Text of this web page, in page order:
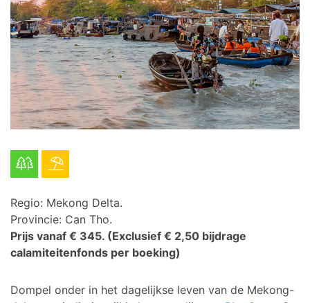
Regio: Mekong Delta.
Provincie: Can Tho.
Prijs vanaf € 345. (Exclusief € 2,50 bijdrage
calamiteitenfonds per boeking)
Dompel onder in het dagelijkse leven van de Mekong-